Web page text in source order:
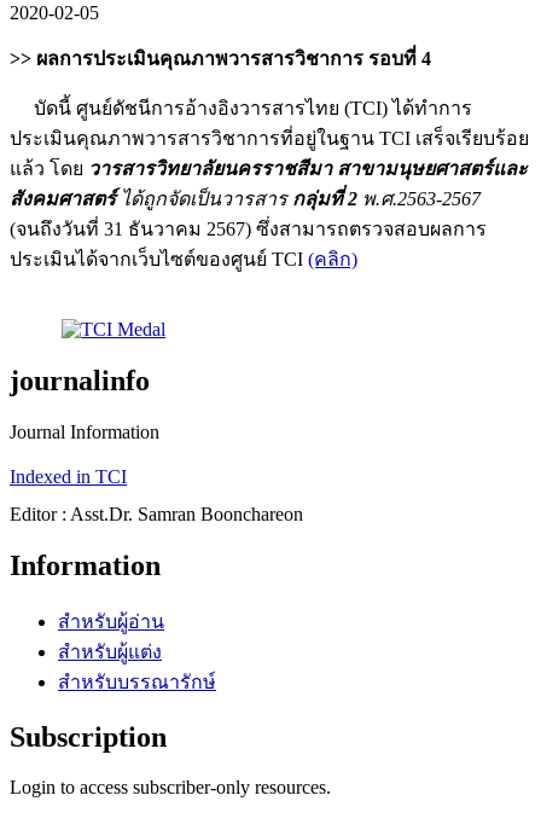
2020-02-05
>> ผลการประเมินคุณภาพวารสารวิชาการ รอบที่ 4
บัดนี้ ศูนย์ดัชนีการอ้างอิงวารสารไทย (TCI) ได้ทำการ
ประเมินคุณภาพวารสารวิชาการที่อยู่ในฐาน TCI เสร็จเรียบร้อย
แล้ว โดย วารสารวิทยาลัยนครราชสีมา สาขามนุษยศาสตร์และ
สังคมศาสตร์ ได้ถูกจัดเป็นวารสาร กลุ่มที่ 2 พ.ศ.2563-2567
(จนถึงวันที่ 31 ธันวาคม 2567) ซึ่งสามารถตรวจสอบผลการ
ประเมินได้จากเว็บไซต์ของศูนย์ TCI (คลิก)
journalinfo
Journal Information
Indexed in TCI
Editor : Asst.Dr. Samran Boonchareon
Information
สำหรับผู้อ่าน
สำหรับผู้แต่ง
สำหรับบรรณารักษ์
Subscription
Login to access subscriber-only resources.